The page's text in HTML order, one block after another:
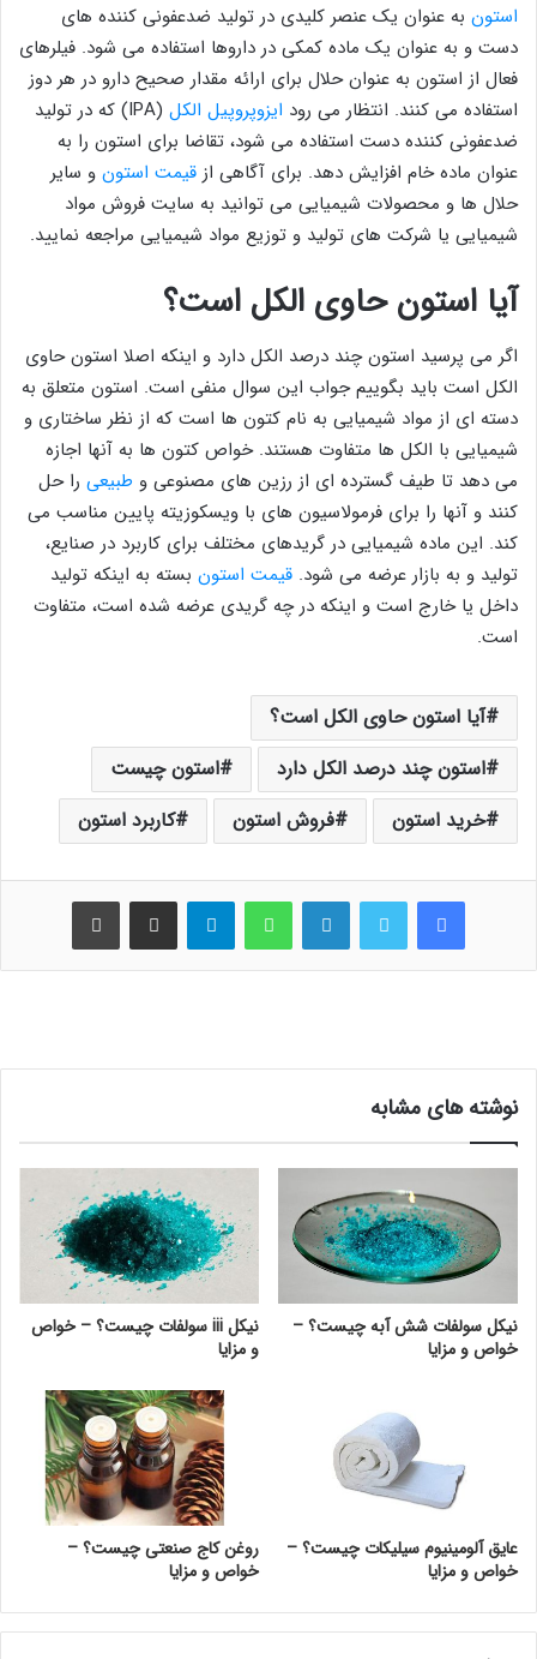
استون به عنوان یک عنصر کلیدی در تولید ضدعفونی کننده های
دست و به عنوان یک ماده کمکی در داروها استفاده می شود. فیلرهای
فعال از استون به عنوان حلال برای ارائه مقدار صحیح دارو در هر دوز
استفاده می کنند. انتظار می رود ایزوپروپیل الکل
(IPA) که در تولید
ضدعفونی کننده دست استفاده می شود، تقاضا برای استون را به
عنوان ماده خام افزایش دهد. برای آگاهی از قیمت استون و سایر
حلال ها و محصولات شیمیایی می توانید به سایت فروش مواد
شیمیایی یا شرکت های تولید و توزیع مواد شیمیایی مراجعه نمایید.
آیا استون حاوی الکل است؟
اگر می پرسید استون چند درصد الکل دارد و اینکه اصلا استون حاوی
الکل است باید بگوییم جواب این سوال منفی است. استون متعلق به
دسته ای از مواد شیمیایی به نام کتون ها است که از نظر ساختاری و
شیمیایی با الکل ها متفاوت هستند. خواص کتون ها به آنها اجازه
می دهد تا طیف گسترده ای از رزین های مصنوعی و طبیعی را حل
کنند و آنها را برای فرمولاسیون های با ویسکوزیته پایین مناسب می
کند. این ماده شیمیایی در گریدهای مختلف برای کاربرد در صنایع،
تولید و به بازار عرضه می شود. قیمت استون بسته به اینکه تولید
داخل یا خارج است و اینکه در چه گریدی عرضه شده است، متفاوت
است.
آیا استون حاوی الکل است؟
استون چند درصد الکل دارد
استون چیست
خرید استون
فروش استون کاربرد استون
فیس بوک لینکدین واتس آپ اشتراک گذاری از طریق ایمیل
نوشته های مشابه
نیکل سولفات شش آبه چیست؟ –
خواص و مزایا
نیکل iii سولفات چیست؟ – خواص
و مزایا
عایق آلومینیوم سیلیکات چیست؟ –
خواص و مزایا
روغن کاج صنعتی چیست؟ –
خواص و مزایا